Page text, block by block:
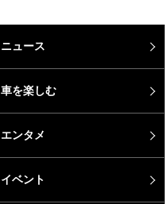
ニュース
車を楽しむ
エンタメ
イベント